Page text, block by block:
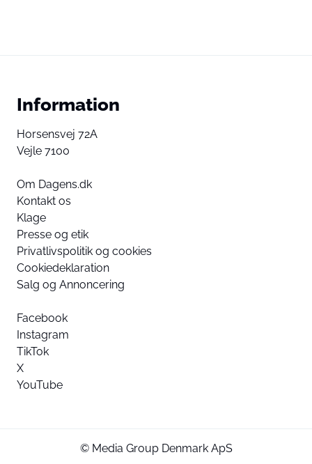
Information
Horsensvej 72A
Vejle 7100
Om Dagens.dk
Kontakt os
Klage
Presse og etik
Privatlivspolitik og cookies
Cookiedeklaration
Salg og Annoncering
Facebook
Instagram
TikTok
X
YouTube
© Media Group Denmark ApS